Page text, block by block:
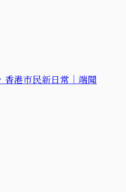
香港市民新日常｜端聞